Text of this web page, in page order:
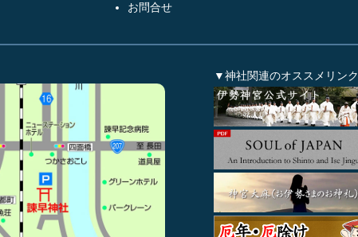
お問合せ
▼神社関連のオススメリンク